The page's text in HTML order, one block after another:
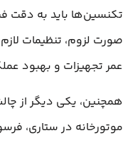
تکنسین‌ها باید به دقت
صورت لزوم، تنظیمات
عمر تجهیزات و بهبود
همچنین، یکی دیگر از
موتورخانه در ستاری،